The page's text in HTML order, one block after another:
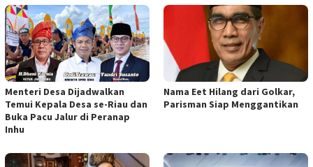
Menteri Desa Dijadwalkan
Temui Kepala Desa se-Riau dan
Buka Pacu Jalur di Peranap
Inhu
Nama Eet Hilang dari Golkar,
Parisman Siap Menggantikan